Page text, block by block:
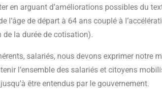
en arguant d’améliorations possibles du
l’âge de départ à 64 ans couplé à
de la durée de cotisation).
salariés, nous devons exprimer notre
l’ensemble des salariés et citoyens
être entendus par le gouvernement.